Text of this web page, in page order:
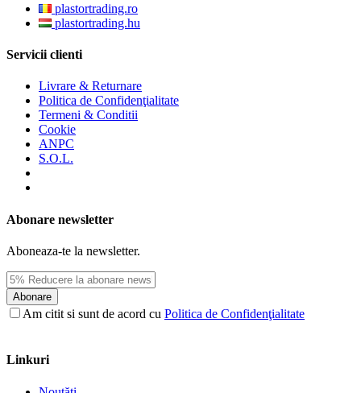
plastortrading.ro
plastortrading.hu
Servicii clienti
Livrare & Returnare
Politica de Confidenţialitate
Termeni & Conditii
Cookie
ANPC
S.O.L.
Abonare newsletter
Aboneaza-te la newsletter.
Abonare
Am citit si sunt de acord cu Politica de Confidenţialitate
Linkuri